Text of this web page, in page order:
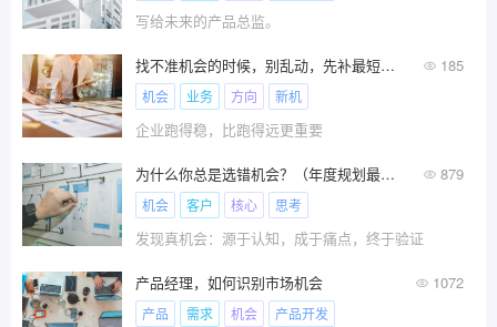
写给未来的产品总监。
找不准机会的时候，别乱动，先补最短的那块板 185
机会 业务 方向 新机
企业跑得稳，比跑得远更重要
为什么你总是选错机会？（年度规划最大的风险是选错机会） 879
机会 客户 核心 思考
发现真机会：源于认知，成于痛点，终于验证
产品经理，如何识别市场机会 1072
产品 需求 机会 产品开发